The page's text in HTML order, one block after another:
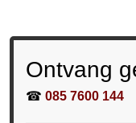
Ontvang
☎ 085 7600 144